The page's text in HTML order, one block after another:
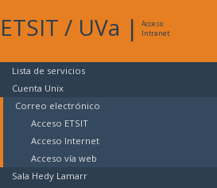
ETSIT / UVa |
Acceso
Intranet
Lista de servicios
Cuenta Unix
Correo electrónico
Acceso ETSIT
Acceso Internet
Acceso vía web
Sala Hedy Lamarr